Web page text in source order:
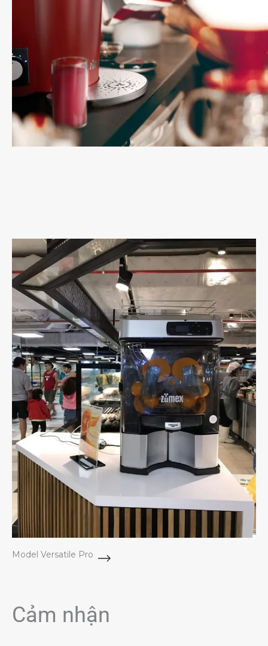
Model Versatile Pro
Cảm nhận